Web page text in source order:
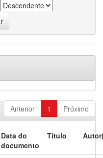
Anterior 1 Próximo
Data do
documento
Título